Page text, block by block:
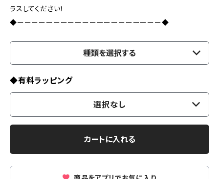
ラスしてください！
◆ーーーーーーーーーーーーーーーーーーーー◆
種類を選択する
◆有料ラッピング
選択なし
カートに入れる